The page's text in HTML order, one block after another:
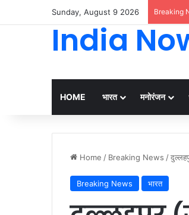
Sunday, August 9 2026 Breaking
India
HOME भारत मनोरंजन
Home / Breaking News /
Breaking News भारत